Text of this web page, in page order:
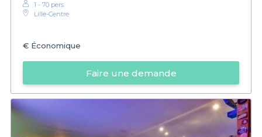
1 - 70 pers.
Lille-Centre
€ Économique
Faire une demande